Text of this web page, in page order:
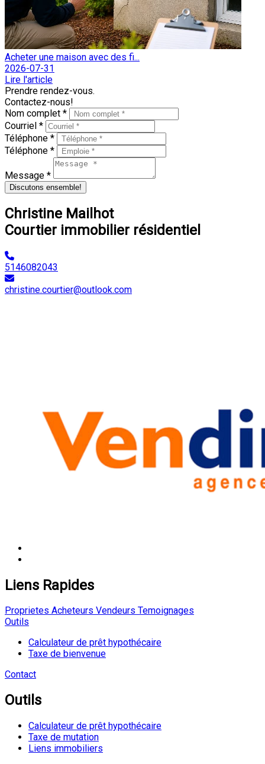
Acheter une maison avec des fi...
2026-07-31
Lire l'article
Prendre rendez-vous.
Contactez-nous!
Nom complet *
Courriel *
Téléphone *
Téléphone *
Message *
Discutons ensemble!
Christine Mailhot
Courtier immobilier résidentiel
5146082043
christine.courtier@outlook.com
Liens Rapides
Proprietes Acheteurs Vendeurs Temoignages
Outils
Calculateur de prêt hypothécaire
Taxe de bienvenue
Contact
Outils
Calculateur de prêt hypothécaire
Taxe de mutation
Liens immobiliers